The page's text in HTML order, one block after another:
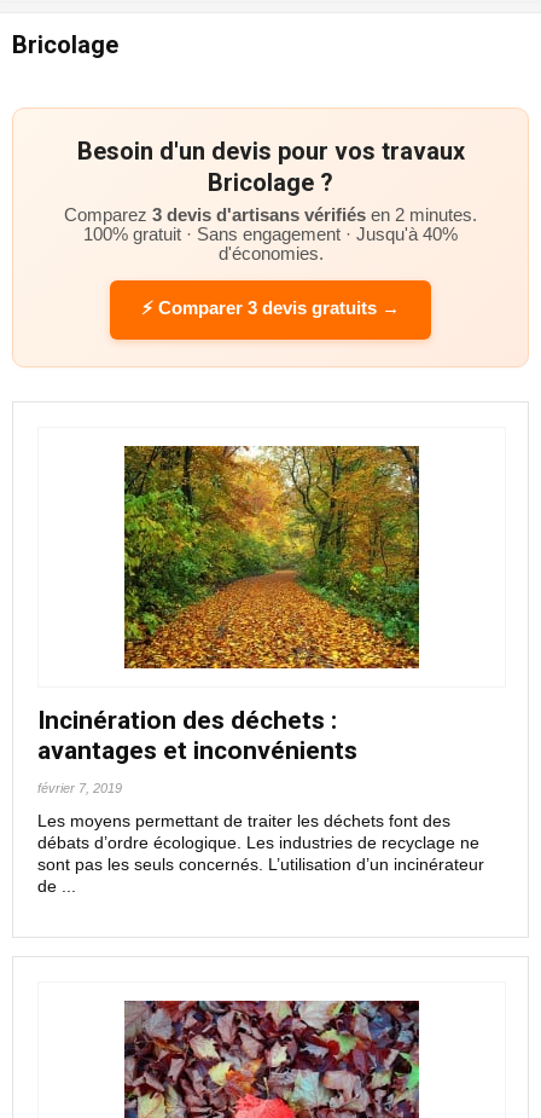
Bricolage
Besoin d'un devis pour vos travaux
Bricolage ?
Comparez 3 devis d'artisans vérifiés en 2 minutes.
100% gratuit · Sans engagement · Jusqu'à 40%
d'économies.
⚡ Comparer 3 devis gratuits →
Incinération des déchets :
avantages et inconvénients
février 7, 2019
Les moyens permettant de traiter les déchets font des
débats d’ordre écologique. Les industries de recyclage ne
sont pas les seuls concernés. L’utilisation d’un incinérateur
de ...